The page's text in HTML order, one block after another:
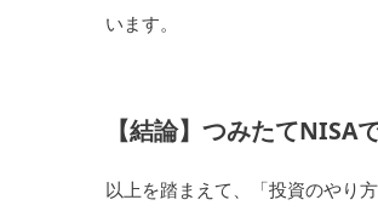
います。
【結論】つみたてNISA
以上を踏まえて、「投資のやり